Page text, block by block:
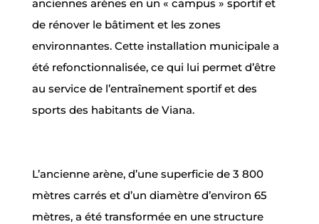
anciennes arènes en un « campus » sportif et
de rénover le bâtiment et les zones
environnantes. Cette installation municipale a
été refonctionnalisée, ce qui lui permet d’être
au service de l’entraînement sportif et des
sports des habitants de Viana.
L’ancienne arène, d’une superficie de 3 800
mètres carrés et d’un diamètre d’environ 65
mètres, a été transformée en une structure